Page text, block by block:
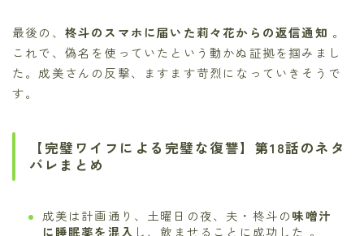
最後の、 柊斗のスマホに届いた莉々花からの返信通知 。
これで、偽名を使っていたという動かぬ証拠を掴みまし
た。成美さんの反撃、ますます苛烈になっていきそうで
す。
【完璧ワイフによる完璧な復讐】第18話のネタ
バレまとめ
成美は計画通り、土曜日の夜、夫・柊斗の味噌汁
に睡眠薬を混入 し、飲ませることに成功した 。